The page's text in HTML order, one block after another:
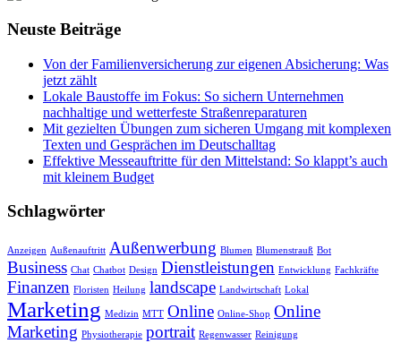
Neuste Beiträge
Von der Familienversicherung zur eigenen Absicherung: Was
jetzt zählt
Lokale Baustoffe im Fokus: So sichern Unternehmen
nachhaltige und wetterfeste Straßenreparaturen
Mit gezielten Übungen zum sicheren Umgang mit komplexen
Texten und Gesprächen im Deutschalltag
Effektive Messeauftritte für den Mittelstand: So klappt’s auch
mit kleinem Budget
Schlagwörter
Anzeigen Außenauftritt Außenwerbung Blumen Blumenstrauß Bot
Business Chat Chatbot Design Dienstleistungen Entwicklung Fachkräfte
Finanzen Floristen Heilung landscape Landwirtschaft Lokal
Marketing Medizin MTT Online Online-Shop Online
Marketing Physiotherapie portrait Regenwasser Reinigung